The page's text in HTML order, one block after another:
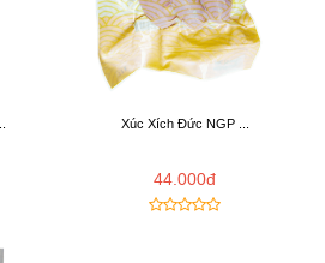
Xúc Xích Đức NGP ...
44.000đ